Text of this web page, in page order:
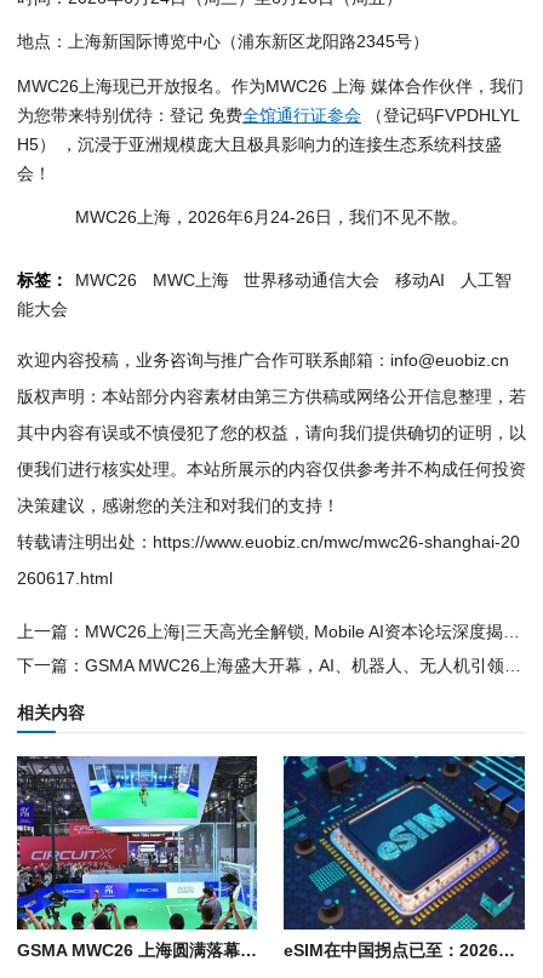
地点：上海新国际博览中心（浦东新区龙阳路2345号）
MWC26上海现已开放报名。作为MWC26 上海 媒体合作伙伴，我们
为您带来特别优待：登记 免费全馆通行证参会 （登记码FVPDHLYL
H5） ，沉浸于亚洲规模庞大且极具影响力的连接生态系统科技盛
会！
MWC26上海，2026年6月24-26日，我们不见不散。
标签： MWC26 MWC上海 世界移动通信大会 移动AI
人工智
能大会
欢迎内容投稿，业务咨询与推广合作可联系邮箱：info@euobiz.cn
版权声明：本站部分内容素材由第三方供稿或网络公开信息整理，若
其中内容有误或不慎侵犯了您的权益，请向我们提供确切的证明，以
便我们进行核实处理。本站所展示的内容仅供参考并不构成任何投资
决策建议，感谢您的关注和对我们的支持！
转载请注明出处： https://www.euobiz.cn/mwc/mwc26-shanghai-20
260617.html
上一篇： MWC26上海|三天高光全解锁, Mobile AI资本论坛深度揭秘, 倒计时冲刺！
下一篇： GSMA MWC26上海盛大开幕，AI、机器人、无人机引领创新浪潮
相关内容
GSMA MWC26 上海圆满落幕 AI 经济与 6G 创新受到全球参会者瞩目 eSIM在中国拐点已至：2026年从“未来愿景”迈入“规模落地”